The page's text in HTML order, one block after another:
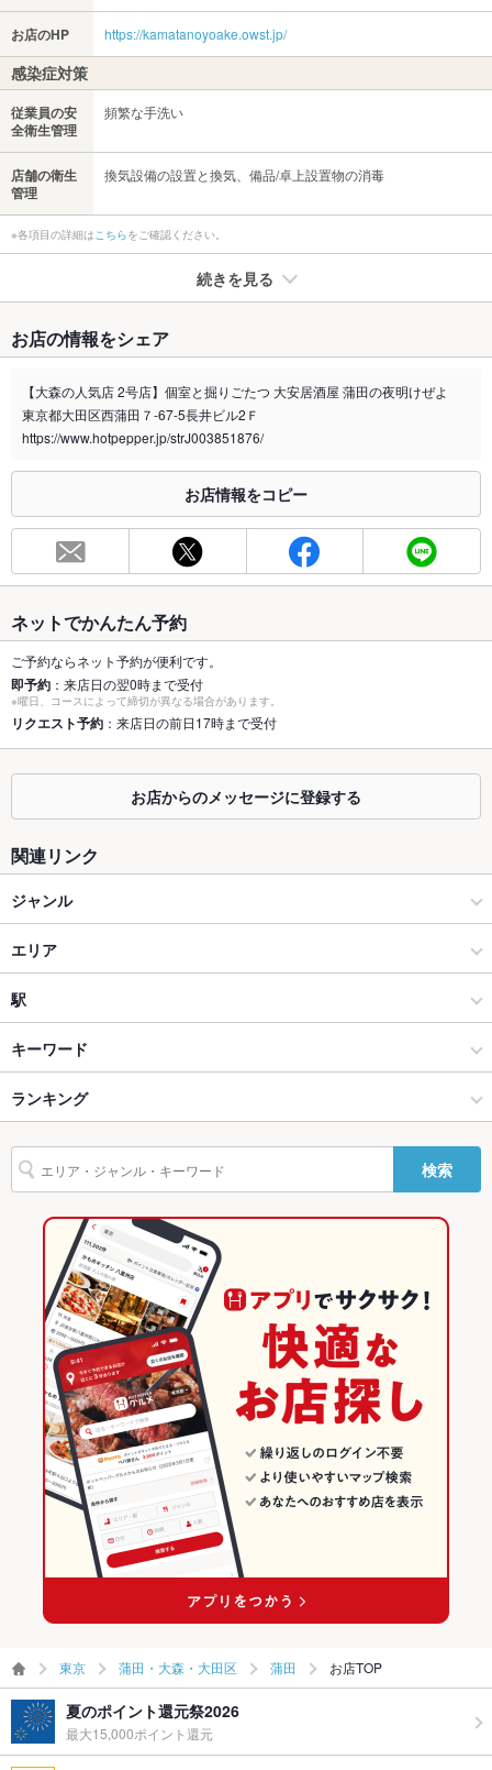
お店のHP https://kamatanoyoake.owst.jp/
感染症対策
従業員の安
全衛生管理
頻繁な手洗い
店舗の衛生
管理
換気設備の設置と換気、備品/卓上設置物の消毒
※各項目の詳細はこちらをご確認ください。
続きを見る
禁煙・喫煙
全席喫煙可
ございます。
喫煙専用室 なし
お席
総席数 85席
最大宴会収
容人数
80人
個室 あり
座敷 あり
カウンター
ソファー
テラス席
貸切
設備
Wi-Fi なし
バリアフリ
ー
なし
その他設備 －
その他
あり
食べ放題 なし
カクテル充実、焼酎充実、日本酒充実、ワイン充実
お子様連れ お子様連れOK
ウェディン
グパーティ
ー二次会
－
－
お店の情報をシェア
【大森の人気店 2号店】個室と掘りごたつ 大安居酒屋 蒲田の夜明けぜよ
東京都大田区西蒲田７-67-5長井ビル2Ｆ
https://www.hotpepper.jp/strJ003851876/
お店情報をコピー
ネットでかんたん予約
ご予約ならネット予約が便利です。
即予約 ：来店日の翌0時まで受付
※曜日、コースによって締切が異なる場合があります。
リクエスト予約 ：来店日の前日17時まで受付
お店からのメッセージに登録する
関連リンク
ジャンル
居酒屋
和風
蒲田・大森・大田区 × 居酒屋
蒲田・大森・大田区 × 和風
蒲田駅 × 居酒屋
蒲田駅 × 和風
焼き鳥・鶏料理
蒲田・大森・大田区 × 和食
蒲田・大森・大田区 × 焼き鳥・鶏料理
蒲田駅 × 和食
蒲田駅 × 焼き鳥・鶏料理
エリア
蒲田
蒲田 × 居酒屋
蒲田 × 和風
蒲田 × 和食
蒲田 × 焼き鳥・鶏料理
東京 × 居酒屋
東京 × 和風
東京 × 和食
東京 × 焼き鳥・鶏料理
駅
蒲田駅
京急蒲田駅
蓮沼駅
キーワード
卵焼き 手羽先
ふぐ・てっちり 焼きそば もつ鍋 チャーハン フォー
ランキング
東京のグルメランキング
東京の居酒屋ランキング
蒲田・大森・大田区のグルメランキング
蒲田・大森・大田区の居酒屋ランキング
蒲田のグルメランキング
蒲田の居酒屋ランキング
検索
東京 蒲田・大森・大田区 蒲田 お店TOP
夏のポイント還元祭2026
最大15,000ポイント還元